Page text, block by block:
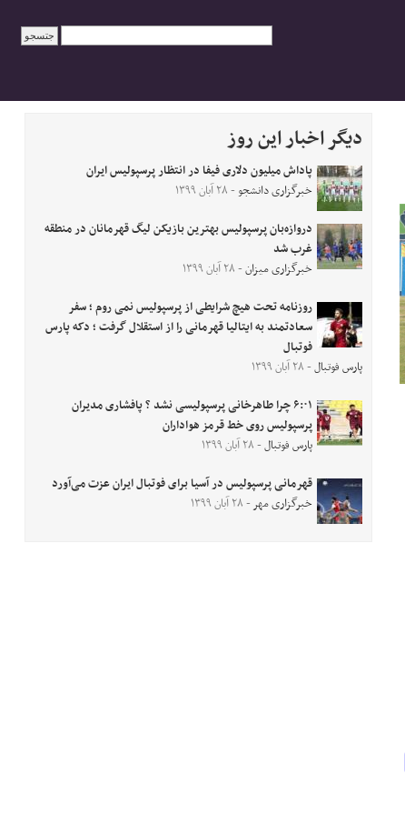
دیگر اخبار این روز
پاداش میلیون دلاری فیفا در انتظار پرسپولیس ایران
خبرگزاری دانشجو- ۲۸ آبان ۱۳۹۹
دروازه‌بان پرسپولیس بهترین بازیکن لیگ قهرمانان در منطقه
غرب شد
خبرگزاری میزان- ۲۸ آبان ۱۳۹۹
روزنامه تحت هیچ شرایطی از پرسپولیس نمی روم ؛ سفر
سعادتمند به ایتالیا قهرمانی را از استقلال گرفت ؛ دکه پارس
فوتبال
پارس فوتبال- ۲۸ آبان ۱۳۹۹
۶:۰۱ چرا طاهرخانی پرسپولیسی نشد ؟ پافشاری مدیران
پرسپولیس روی خط قرمز هواداران
پارس فوتبال- ۲۸ آبان ۱۳۹۹
قهرمانی پرسپولیس در آسیا برای فوتبال ایران عزت می‌آورد
خبرگزاری مهر- ۲۸ آبان ۱۳۹۹